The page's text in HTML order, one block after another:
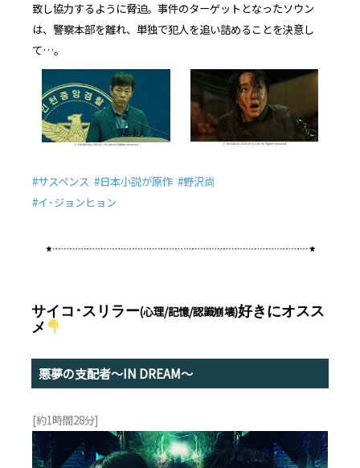
致し協力するように脅迫。事件のターゲットとなったソウン
は、警察本部を離れ、単独で犯人を追い詰めることを決意し
て…。
#サスペンス #日本小説が原作 #野沢尚
#イ･ジョンヒョン
サイコ･スリラー(心理/記憶/認識崩壊)好きにオスス
メ
悪夢の支配者～IN DREAM～
[約1時間28分]